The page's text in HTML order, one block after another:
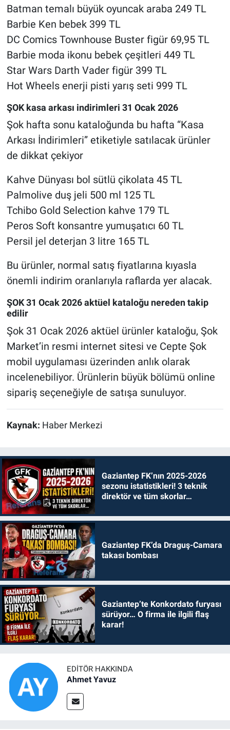
Batman temalı büyük oyuncak araba 249 TL
Barbie Ken bebek 399 TL
DC Comics Townhouse Buster figür 69,95 TL
Barbie moda ikonu bebek çeşitleri 449 TL
Star Wars Darth Vader figür 399 TL
Hot Wheels enerji pisti yarış seti 999 TL
ŞOK kasa arkası indirimleri 31 Ocak 2026
Şok hafta sonu kataloğunda bu hafta “Kasa
Arkası İndirimleri” etiketiyle satılacak ürünler
de dikkat çekiyor
Kahve Dünyası bol sütlü çikolata 45 TL
Palmolive duş jeli 500 ml 125 TL
Tchibo Gold Selection kahve 179 TL
Peros Soft konsantre yumuşatıcı 60 TL
Persil jel deterjan 3 litre 165 TL
Bu ürünler, normal satış fiyatlarına kıyasla
önemli indirim oranlarıyla raflarda yer alacak.
ŞOK 31 Ocak 2026 aktüel kataloğu nereden takip
edilir
Şok 31 Ocak 2026 aktüel ürünler kataloğu, Şok
Market’in resmi internet sitesi ve Cepte Şok
mobil uygulaması üzerinden anlık olarak
incelenebiliyor. Ürünlerin büyük bölümü online
sipariş seçeneğiyle de satışa sunuluyor.
Kaynak: Haber Merkezi
Gaziantep FK’nın 2025-2026
sezonu istatistikleri! 3 teknik
direktör ve tüm skorlar…
Gaziantep FK’da Draguş-Camara
takası bombası
Gaziantep’te Konkordato furyası
sürüyor… O firma ile ilgili flaş
karar!
EDITÖR HAKKINDA
Ahmet Yavuz